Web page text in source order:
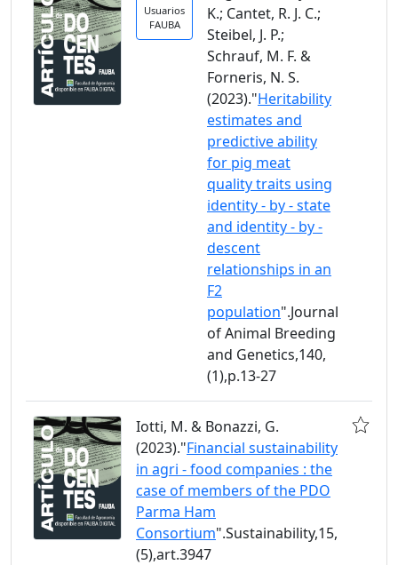
Usuarios
FAUBA
K.; Cantet, R. J. C.;
Steibel, J. P.;
Schrauf, M. F. &
Forneris, N. S.
(2023)."Heritability
estimates and
predictive ability
for pig meat
quality traits using
identity - by - state
and identity - by -
descent
relationships in an
F2
population".Journal
of Animal Breeding
and Genetics,140,
(1),p.13-27
Iotti, M. & Bonazzi, G.
(2023)."Financial sustainability
in agri - food companies : the
case of members of the PDO
Parma Ham
Consortium".Sustainability,15,
(5),art.3947